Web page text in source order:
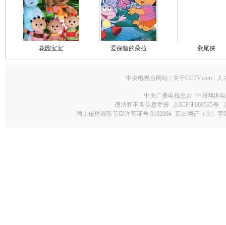
花园宝宝 爱探险的朵拉 燕尾侠
中央电视台网站 关于CCTV.com 人
中央广播电视总台 中国网络
违法和不良信息举报
京ICP证060535号
网上传播视听节目许可证号 0102004 新出网证（京）